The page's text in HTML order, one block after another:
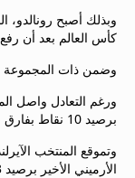
GROUP
ترددات beIN SPORTS
الأسئلة الأكثر
دليل التلفاز
احصل على beIN
كأس العالم بعد أن رفع
وضمن ذات المجموعة
ورغم التعادل واصل
برصيد 10 نقاط بفارق خمس نقاط عن أقرب ملاحقيه منتخب المجر.
الأرميني الأخير برصيد 3 نقاط.